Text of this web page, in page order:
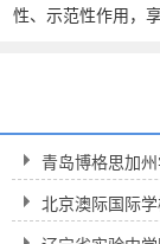
性、示范性作用，
青岛博格思加
底值不值得？
北京澳际国际
车到底靠不靠